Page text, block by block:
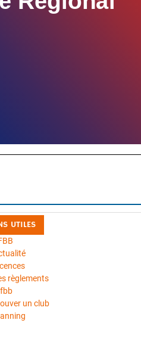
UTILES
règlements
un club